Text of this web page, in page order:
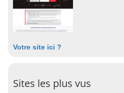
Votre site ici ?
Sites les plus vus